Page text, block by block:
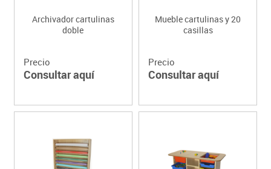
Archivador cartulinas
doble
Precio
Consultar aquí
Mueble cartulinas y 20
casillas
Precio
Consultar aquí